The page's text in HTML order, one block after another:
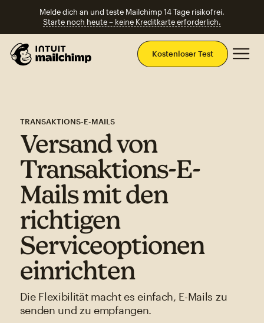
Melde dich an und teste Mailchimp 14 Tage risikofrei.
Starte noch heute – keine Kreditkarte erforderlich.
Kostenloser Test
TRANSAKTIONS-E-MAILS
Versand von
Transaktions-E-
Mails mit den
richtigen
Serviceoptionen
einrichten
Die Flexibilität macht es einfach, E-Mails zu
senden und zu empfangen.